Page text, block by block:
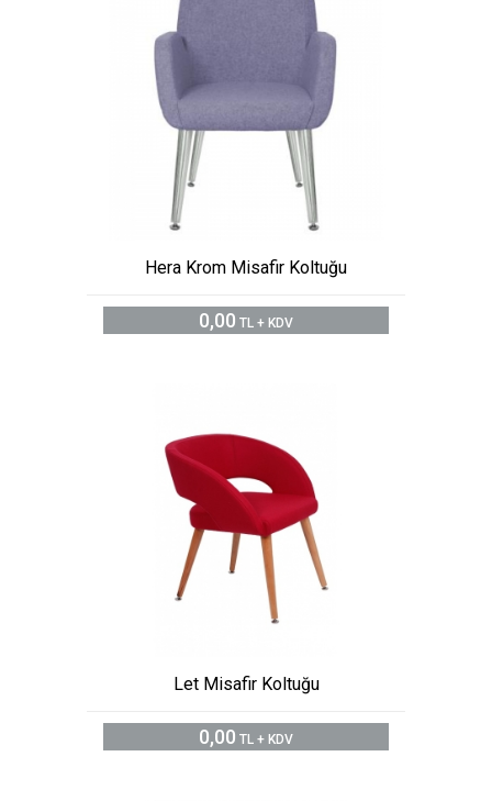
Hera Krom Misafir Koltuğu
0,00 TL + KDV
Let Misafir Koltuğu
0,00 TL + KDV